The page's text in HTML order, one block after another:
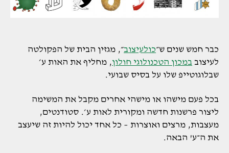
כבר חמש שנים ש״כולעיצוב״, מגזין הבית של הפקולטה
לעיצוב במכון הטכנולוגי חולון, מחליף את האות ע׳
שבלוגוטייפ שלו על בסיס שבועי.
בכל פעם מישהו או מישהי אחרים מקבל את המשימה
ליצור פרשנות חדשה ומקורית לאות ע׳. סטודנטים,
מעצבות, מרצים ואוצרות – כל אחד יכול להיות זה שיעצב
את ה־ע' הבאה.